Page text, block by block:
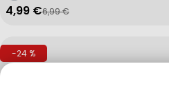
Verkaufspreis
4,99 €
Regulärer Preis
6,99 €
-24 %